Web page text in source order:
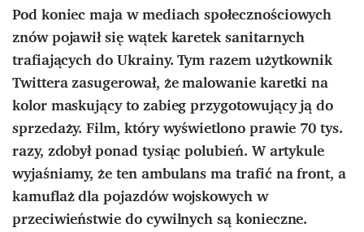
Pod koniec maja w mediach społecznościowych
znów pojawił się wątek karetek sanitarnych
trafiających do Ukrainy. Tym razem użytkownik
Twittera zasugerował, że malowanie karetki na
kolor maskujący to zabieg przygotowujący ją do
sprzedaży. Film, który wyświetlono prawie 70 tys.
razy, zdobył ponad tysiąc polubień. W artykule
wyjaśniamy, że ten ambulans ma trafić na front, a
kamuflaż dla pojazdów wojskowych w
przeciwieństwie do cywilnych są konieczne.